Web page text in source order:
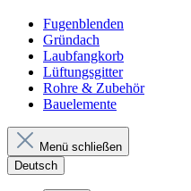
Fugenblenden
Gründach
Laubfangkorb
Lüftungsgitter
Rohre & Zubehör
Bauelemente
Menü schließen
Deutsch